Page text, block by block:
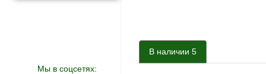
Мы в соцсетях:
В наличии 5